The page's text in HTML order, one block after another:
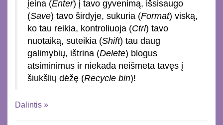
įeina (Enter) į tavo gyvenimą, išsisaugo
(Save) tavo širdyje, sukuria (Format) viską,
ko tau reikia, kontroliuoja (Ctrl) tavo
nuotaiką, suteikia (Shift) tau daug
galimybių, ištrina (Delete) blogus
atsiminimus ir niekada neišmeta tavęs į
šiukšlių dėžę (Recycle bin)!
Dalintis »